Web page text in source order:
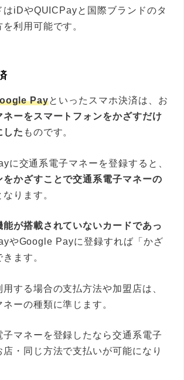
iDやQUICPayと国際ブランドのタ
利用可能です。
Payといったスマホ決済は、お
ネーをスマートフォンをかざすだけ
した ものです。
に交通系電子マネーを登録すると、
をかざすことで交通系電子マネーの
なります。
能が搭載されていないカードであっ
やGoogle Payに登録すれば「かざ
ます。
する場合の支払方法や加盟店は、
ーの種類に準じます。
マネーを登録したなら交通系電子
・同じ方法で支払いが可能になり